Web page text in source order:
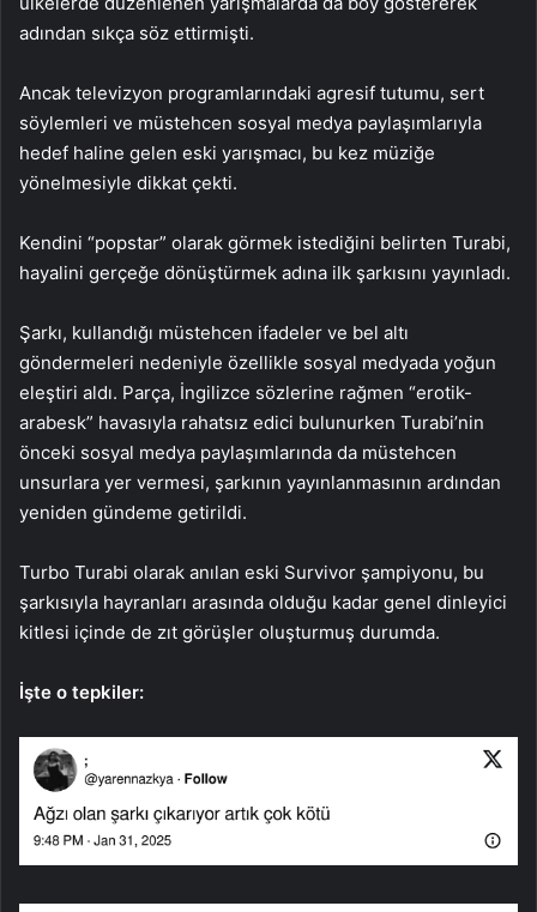
adından sıkça söz ettirmişti.
Ancak televizyon programlarındaki agresif tutumu, sert
söylemleri ve müstehcen sosyal medya paylaşımlarıyla
hedef haline gelen eski yarışmacı, bu kez müziğe
yönelmesiyle dikkat çekti.
Kendini “popstar” olarak görmek istediğini belirten Turabi,
hayalini gerçeğe dönüştürmek adına ilk şarkısını yayınladı.
Şarkı, kullandığı müstehcen ifadeler ve bel altı
göndermeleri nedeniyle özellikle sosyal medyada yoğun
eleştiri aldı. Parça, İngilizce sözlerine rağmen “erotik-
arabesk” havasıyla rahatsız edici bulunurken Turabi’nin
önceki sosyal medya paylaşımlarında da müstehcen
unsurlara yer vermesi, şarkının yayınlanmasının ardından
yeniden gündeme getirildi.
Turbo Turabi olarak anılan eski Survivor şampiyonu, bu
şarkısıyla hayranları arasında olduğu kadar genel dinleyici
kitlesi içinde de zıt görüşler oluşturmuş durumda.
İşte o tepkiler: